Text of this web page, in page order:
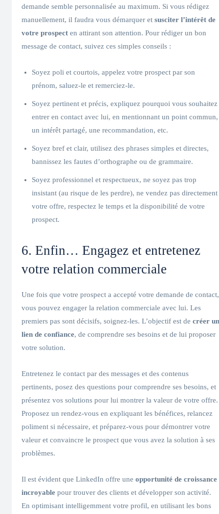
demande semble personnalisée au maximum. Si vous rédigez
manuellement, il faudra vous démarquer et susciter l’intérêt de
votre prospect en attirant son attention. Pour rédiger un bon
message de contact, suivez ces simples conseils :
Soyez poli et courtois, appelez votre prospect par son
prénom, saluez-le et remerciez-le.
Soyez pertinent et précis, expliquez pourquoi vous souhaitez
entrer en contact avec lui, en mentionnant un point commun,
un intérêt partagé, une recommandation, etc.
Soyez bref et clair, utilisez des phrases simples et directes,
bannissez les fautes d’orthographe ou de grammaire.
Soyez professionnel et respectueux, ne soyez pas trop
insistant (au risque de les perdre), ne vendez pas directement
votre offre, respectez le temps et la disponibilité de votre
prospect.
6. Enfin… Engagez et entretenez
votre relation commerciale
Une fois que votre prospect a accepté votre demande de contact,
vous pouvez engager la relation commerciale avec lui. Les
premiers pas sont décisifs, soignez-les. L’objectif est de créer un
lien de confiance, de comprendre ses besoins et de lui proposer
votre solution.
Entretenez le contact par des messages et des contenus
pertinents, posez des questions pour comprendre ses besoins, et
présentez vos solutions pour lui montrer la valeur de votre offre.
Proposez un rendez-vous en expliquant les bénéfices, relancez
poliment si nécessaire, et préparez-vous pour démontrer votre
valeur et convaincre le prospect que vous avez la solution à ses
problèmes.
Il est évident que LinkedIn offre une opportunité de croissance
incroyable pour trouver des clients et développer son activité.
En optimisant intelligemment votre profil, en utilisant les bons